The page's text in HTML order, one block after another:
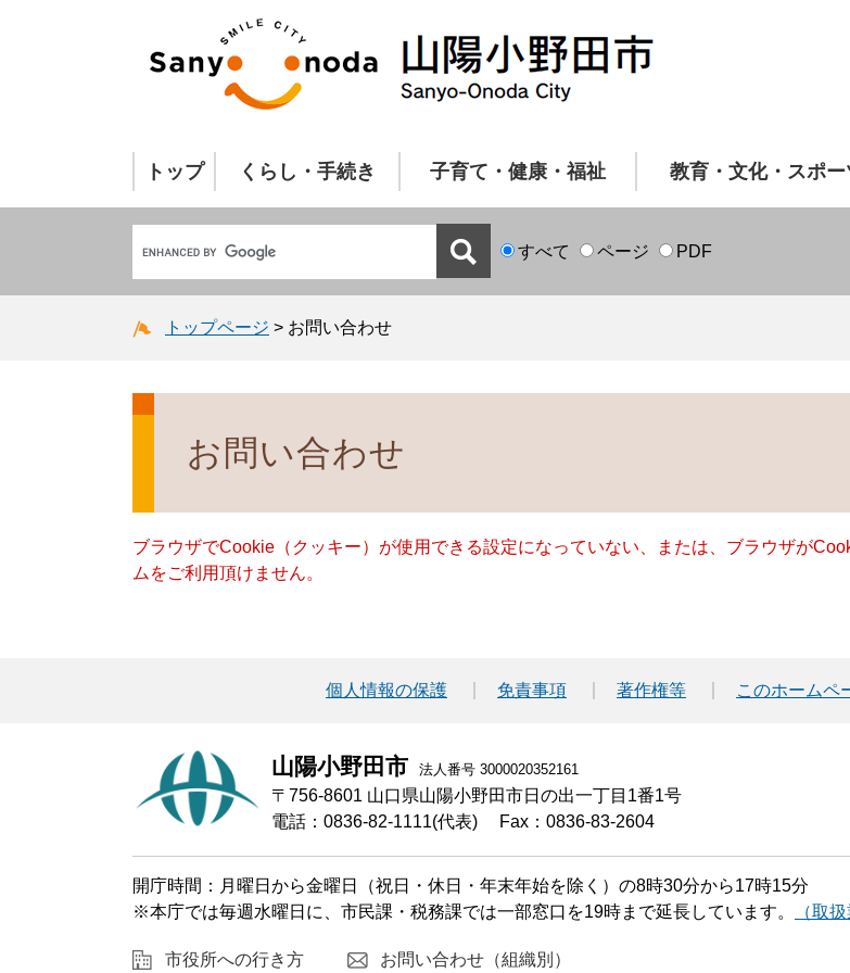
トップ くらし・手続き 子育て・健康・福祉 教育・文化・スポー
すべて ページ PDF
トップページ > お問い合わせ
お問い合わせ
ブラウザでCookie（クッキー）が使用できる設定になっていない、または、ブラウザが
ムをご利用頂けません。
個人情報の保護 免責事項 著作権等 このホームペ
山陽小野田市 法人番号 3000020352161
〒756-8601 山口県山陽小野田市日の出一丁目1番1号
電話：0836-82-1111(代表)
Fax：0836-83-2604
開庁時間：月曜日から金曜日（祝日・休日・年末年始を除く）の8時30分から17時15分
※本庁では毎週水曜日に、市民課・税務課では一部窓口を19時まで延長しています。
（取
市役所への行き方 お問い合わせ（組織別）